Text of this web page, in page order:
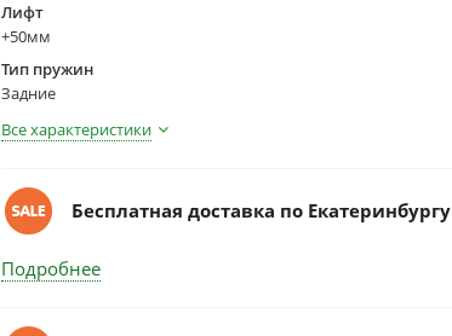
Лифт
+50мм
Тип пружин
Задние
Все характеристики
Бесплатная доставка по Екатеринбургу
Подробнее